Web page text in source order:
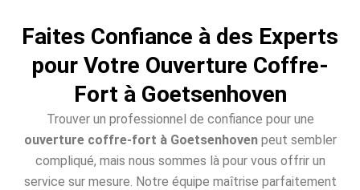
Faites Confiance à des Experts
pour Votre Ouverture Coffre-
Fort à Goetsenhoven
Trouver un professionnel de confiance pour une
ouverture coffre-fort à Goetsenhovenpeut sembler
compliqué, mais nous sommes là pour vous offrir un
service sur mesure. Notre équipe maîtrise parfaitement